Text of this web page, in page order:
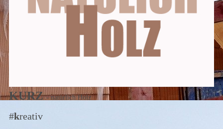
KURZ - natürlich Holz
#kreativ